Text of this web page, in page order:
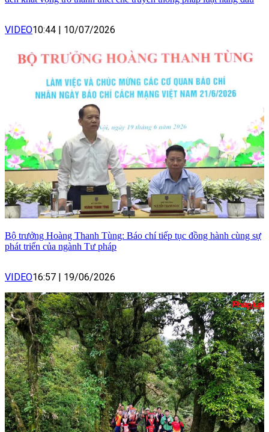
VIDEO10:44 | 10/07/2026
Bộ trưởng Hoàng Thanh Tùng: Báo chí tiếp tục đồng hành cùng sự
phát triển của ngành Tư pháp
VIDEO16:57 | 19/06/2026